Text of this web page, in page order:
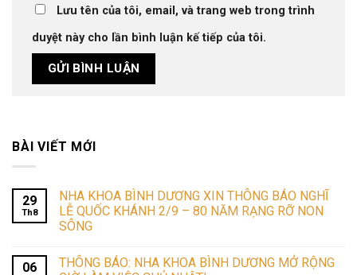
Lưu tên của tôi, email, và trang web trong trình
duyệt này cho lần bình luận kế tiếp của tôi.
BÀI VIẾT MỚI
29
Th8
NHA KHOA BÌNH DƯƠNG XIN THÔNG BÁO NGHĨ
LỄ QUỐC KHÁNH 2/9 – 80 NĂM RẠNG RỠ NON
SÔNG
06
THÔNG BÁO: NHA KHOA BÌNH DƯƠNG MỞ RỘNG